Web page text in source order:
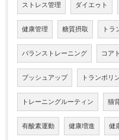
ストレス管理 ダイエゥト
健康管理 糖質摂取 トラ
バランストレーニング コア
プッシュアップ トランポリ
トレーニングルーティン 猫
有酸素運動 健康増進 健